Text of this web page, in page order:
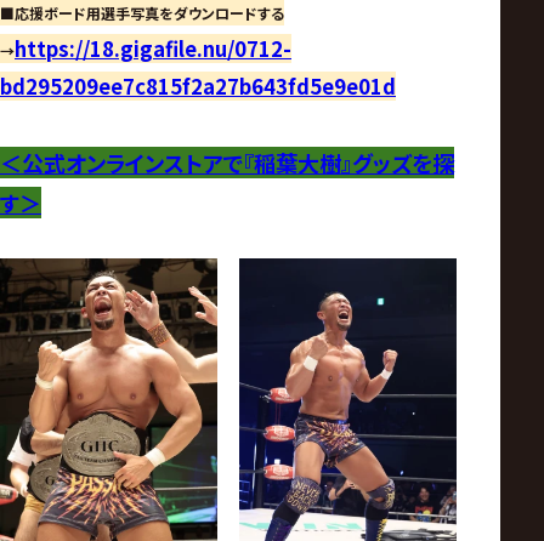
■応援ボード用選手写真をダウンロードする
→https://18.gigafile.nu/0712-
bd295209ee7c815f2a27b643fd5e9e01d
＜公式オンラインストアで『稲葉大樹』グッズを探
す＞